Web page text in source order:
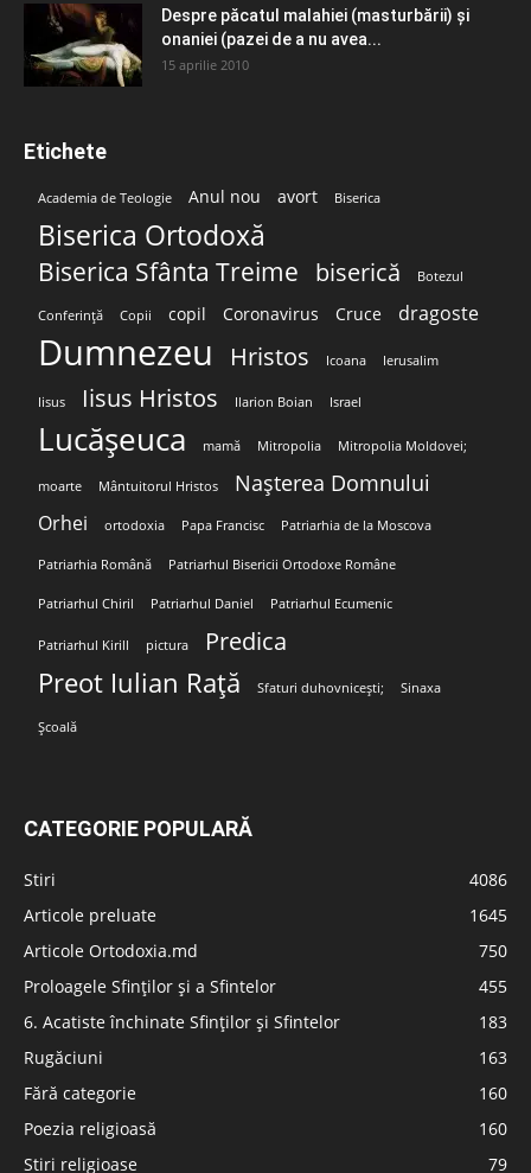
Despre păcatul malahiei (masturbării) şi
onaniei (pazei de a nu avea...
15 aprilie 2010
Etichete
Academia de Teologie Anul nou avort Biserica
Biserica Ortodoxă
Biserica Sfânta Treime biserică Botezul
Conferință Copii copil Coronavirus Cruce dragoste
Dumnezeu Hristos Icoana Ierusalim
Iisus Iisus Hristos Ilarion Boian Israel
Lucășeuca mamă Mitropolia Mitropolia Moldovei;
moarte Mântuitorul Hristos Nașterea Domnului
Orhei ortodoxia Papa Francisc Patriarhia de la Moscova
Patriarhia Română Patriarhul Bisericii Ortodoxe Române
Patriarhul Chiril Patriarhul Daniel Patriarhul Ecumenic
Patriarhul Kirill pictura Predica
Preot Iulian Rață Sfaturi duhovnicești; Sinaxa
Școală
CATEGORIE POPULARĂ
Stiri
4086
Articole preluate
1645
Articole Ortodoxia.md
750
Proloagele Sfinților și a Sfintelor
455
6. Acatiste închinate Sfinților și Sfintelor
183
Rugăciuni
163
Fără categorie
160
Poezia religioasă
160
Stiri religioase
79